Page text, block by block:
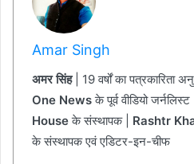
Amar Singh
अमर सिंह| 19 वर्षों का पत्रकारिता
One Newsके पूर्व वीडियो जर्नलिस्ट |
Houseके संस्थापक | Rashtr
के संस्थापक एवं एडिटर-इन-चीफ